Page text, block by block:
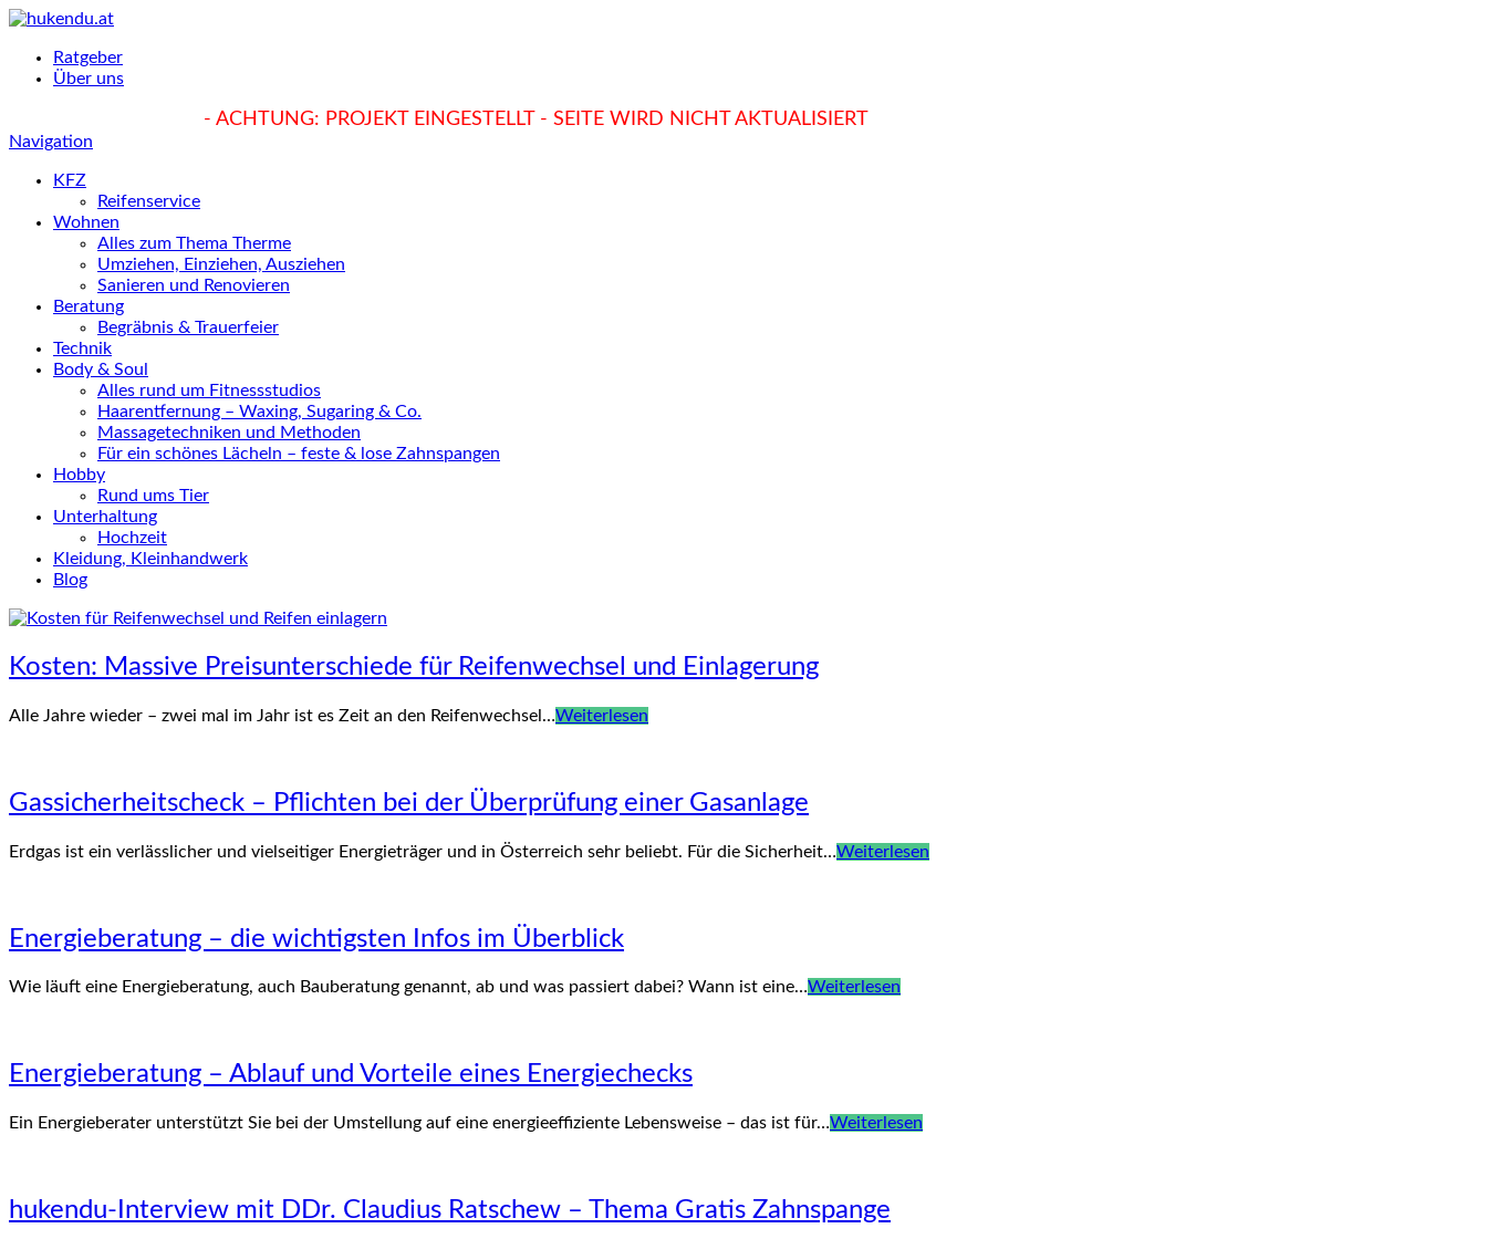
Ratgeber
Über uns
- ACHTUNG: PROJEKT EINGESTELLT - SEITE WIRD NICHT AKTUALISIERT
Navigation
KFZ
Reifenservice
Wohnen
Alles zum Thema Therme
Umziehen, Einziehen, Ausziehen
Sanieren und Renovieren
Beratung
Begräbnis & Trauerfeier
Technik
Body & Soul
Alles rund um Fitnessstudios
Haarentfernung – Waxing, Sugaring & Co.
Massagetechniken und Methoden
Für ein schönes Lächeln – feste & lose Zahnspangen
Hobby
Rund ums Tier
Unterhaltung
Hochzeit
Kleidung, Kleinhandwerk
Blog
Kosten: Massive Preisunterschiede für Reifenwechsel und Einlagerung
Alle Jahre wieder – zwei mal im Jahr ist es Zeit an den Reifenwechsel…Weiterlesen
Gassicherheitscheck – Pflichten bei der Überprüfung einer Gasanlage
Erdgas ist ein verlässlicher und vielseitiger Energieträger und in Österreich sehr beliebt. Für die Sicherheit…Weiterlesen
Energieberatung – die wichtigsten Infos im Überblick
Wie läuft eine Energieberatung, auch Bauberatung genannt, ab und was passiert dabei? Wann ist eine…Weiterlesen
Energieberatung – Ablauf und Vorteile eines Energiechecks
Ein Energieberater unterstützt Sie bei der Umstellung auf eine energieeffiziente Lebensweise – das ist für…Weiterlesen
hukendu-Interview mit DDr. Claudius Ratschew – Thema Gratis Zahnspange